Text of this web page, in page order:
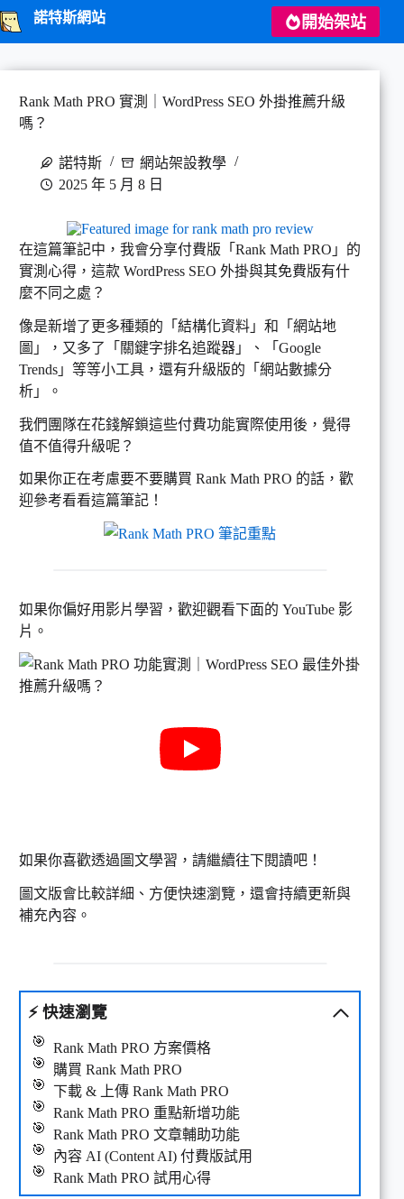
跳
至
諾特斯網站 開始架站
Rank Math PRO 實測｜WordPress SEO 外掛推薦升級
嗎？
諾特斯
網站架設教學
2025 年 5 月 8 日
在這篇筆記中，我會分享付費版「Rank Math PRO」的
實測心得，這款 WordPress SEO 外掛與其免費版有什
麼不同之處？
像是新增了更多種類的「結構化資料」和「網站地
圖」，又多了「關鍵字排名追蹤器」、「Google
Trends」等等小工具，還有升級版的「網站數據分
析」。
我們團隊在花錢解鎖這些付費功能實際使用後，覺得
值不值得升級呢？
如果你正在考慮要不要購買 Rank Math PRO 的話，歡
迎參考看看這篇筆記！
如果你偏好用影片學習，歡迎觀看下面的 YouTube 影
片。
如果你喜歡透過圖文學習，請繼續往下閱讀吧！
圖文版會比較詳細、方便快速瀏覽，還會持續更新與
補充內容。
⚡快速瀏覽
Rank Math PRO 方案價格
購買 Rank Math PRO
下載 & 上傳 Rank Math PRO
Rank Math PRO 重點新增功能
Rank Math PRO 文章輔助功能
內容 AI (Content AI) 付費版試用
Rank Math PRO 試用心得